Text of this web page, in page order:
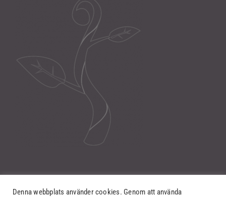
Denna webbplats använder cookies. Genom att använda